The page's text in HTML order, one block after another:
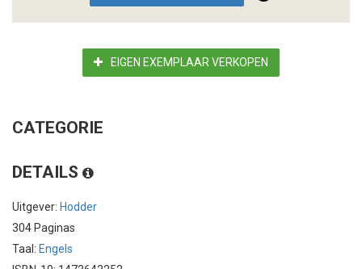
EIGEN EXEMPLAAR VERKOPEN
CATEGORIE
DETAILS
Uitgever: Hodder
304 Paginas
Taal: Engels